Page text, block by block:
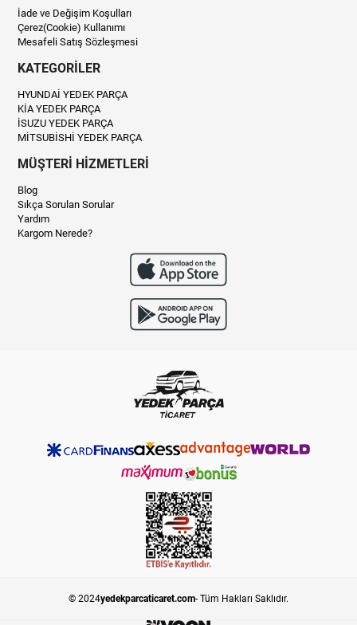
İade ve Değişim Koşulları
Çerez(Cookie) Kullanımı
Mesafeli Satış Sözleşmesi
KATEGORİLER
HYUNDAİ YEDEK PARÇA
KİA YEDEK PARÇA
İSUZU YEDEK PARÇA
MİTSUBİSHİ YEDEK PARÇA
MÜŞTERİ HİZMETLERİ
Blog
Sıkça Sorulan Sorular
Yardım
Kargom Nerede?
© 2024yedekparcaticaret.com- Tüm Hakları Saklıdır.